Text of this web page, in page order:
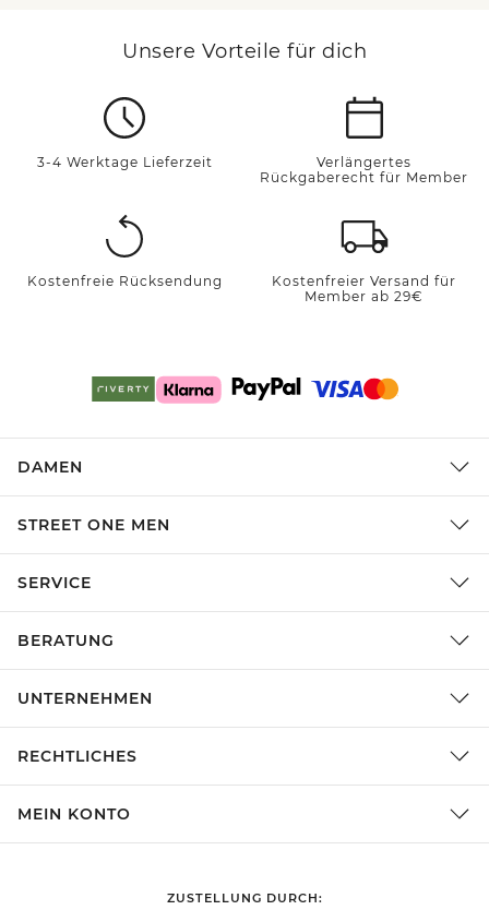
Unsere Vorteile für dich
3-4 Werktage Lieferzeit
Verlängertes
Rückgaberecht für Member
Kostenfreie Rücksendung
Kostenfreier Versand für
Member ab 29€
DAMEN
STREET ONE MEN
SERVICE
BERATUNG
UNTERNEHMEN
RECHTLICHES
MEIN KONTO
ZUSTELLUNG DURCH: